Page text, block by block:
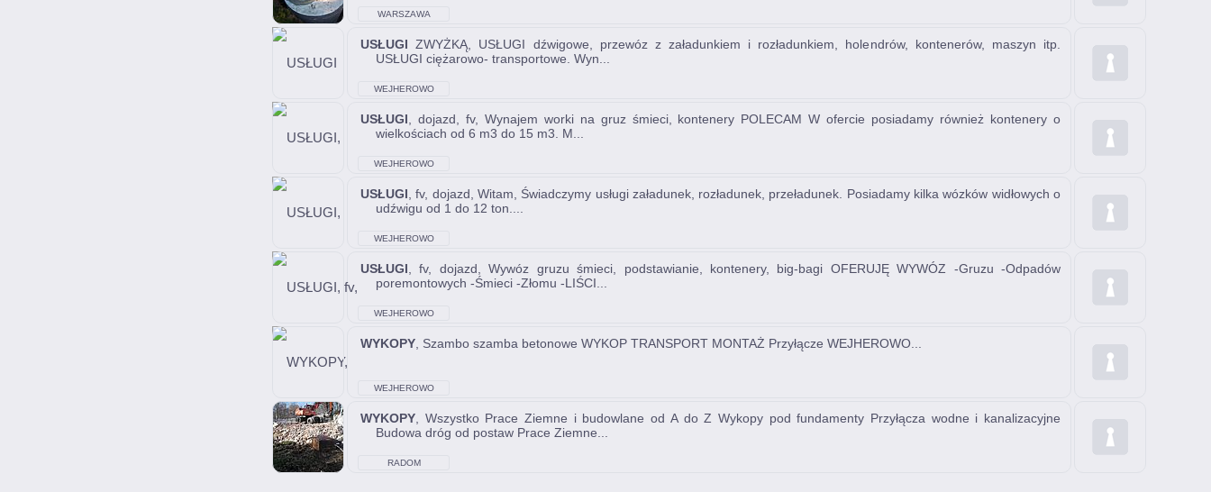
WARSZAWA
USŁUGI ZWYŻKĄ, USŁUGI dźwigowe, przewóz z załadunkiem i rozładunkiem, holendrów, kontenerów, maszyn itp.
USŁUGI ciężarowo- transportowe. Wyn...
WEJHEROWO
USŁUGI , dojazd, fv, Wynajem worki na gruz śmieci, kontenery POLECAM W ofercie posiadamy również kontenery o
wielkościach od 6 m3 do 15 m3. M...
WEJHEROWO
USŁUGI , fv, dojazd, Witam, Świadczymy usługi załadunek, rozładunek, przeładunek. Posiadamy kilka wózków widłowych o
udźwigu od 1 do 12 ton....
WEJHEROWO
USŁUGI , fv, dojazd, Wywóz gruzu śmieci, podstawianie, kontenery, big-bagi OFERUJĘ WYWÓZ -Gruzu -Odpadów
poremontowych -Śmieci -Złomu -LIŚCI...
WEJHEROWO
WYKOPY , Szambo szamba betonowe WYKOP TRANSPORT MONTAŻ Przyłącze WEJHEROWO...
WEJHEROWO
WYKOPY , Wszystko Prace Ziemne i budowlane od A do Z Wykopy pod fundamenty Przyłącza wodne i kanalizacyjne
Budowa dróg od postaw Prace Ziemne...
RADOM